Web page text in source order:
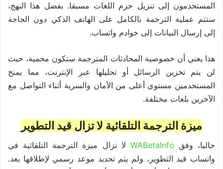
المستخدمون إلى تنزيل حزم اللغات مسبقا. بفضل هذا النهج،
ستتم عملية الترجمة بالكامل على الهاتف الذكي دون الحاجة
إلى إرسال البيانات إلى خوادم واتساب.
هذا يعني أن خصوصية المحادثات المترجمة ستكون محمية، حيث
لن يتم تخزين الرسائل أو تحليلها عبر الإنترنت، مما يمنح
المستخدمين مستوى أعلى من الأمان والسرية أثناء التواصل مع
الآخرين بلغات مختلفة.
ميزة الترجمة التلقائية لا تزال قيد التطوير
حاليا، وفق WABetaInfo لا تزال ميزة الترجمة التلقائية في
واتساب قيد التطوير، ولم يتم تحديد موعد رسمي لإطلاقها بعد.